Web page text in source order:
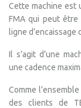
Cette machine est
FMA qui peut
ligne d’encaissage
Il s’agit d’une
une cadence
Comme
des clients de